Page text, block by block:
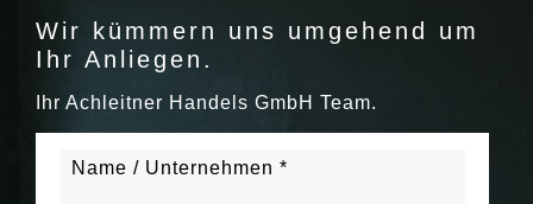
Wir kümmern uns umgehend um
Ihr Anliegen.
Ihr Achleitner Handels GmbH Team.
Name / Unternehmen *